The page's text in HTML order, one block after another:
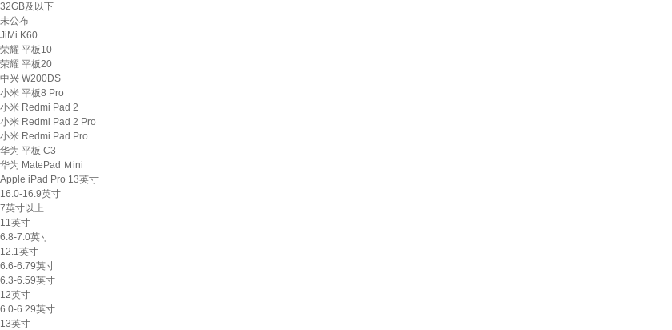
32GB及以下
未公布
JiMi K60
荣耀 平板10
荣耀 平板20
中兴 W200DS
小米 平板8 Pro
小米 Redmi Pad 2
小米 Redmi Pad 2 Pro
小米 Redmi Pad Pro
华为 平板 C3
华为 MatePad Ｍini
Apple iPad Pro 13英寸
16.0-16.9英寸
7英寸以上
11英寸
6.8-7.0英寸
12.1英寸
6.6-6.79英寸
6.3-6.59英寸
12英寸
6.0-6.29英寸
13英寸